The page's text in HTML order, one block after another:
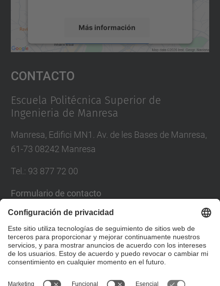
Más información
Aceptar
powered by
Contacto
Escuela Politécnica Superior de
Ingenieria de Manresa
Manresa, Edifici MN1. Av. de les Bases de Manresa,
61-73 08242 Manresa
Tel.: 93 877 72 00
Formulario de contacto
Lista Redes Sociales